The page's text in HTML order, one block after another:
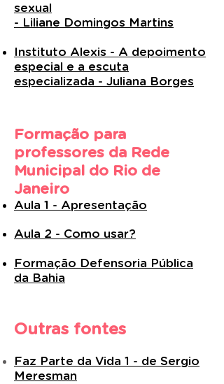
sexual
- Liliane Domingos Martins
Instituto Alexis - A depoimento
especial e a escuta
especializada - Juliana Borges
Formação para
professores da Rede
Municipal do Rio de
Janeiro
Aula 1 - Apresentação
Aula 2 - Como usar?
Formação Defensoria Pública
da Bahia
Outras fontes
Faz Parte da Vida 1 - de Sergio
Meresman